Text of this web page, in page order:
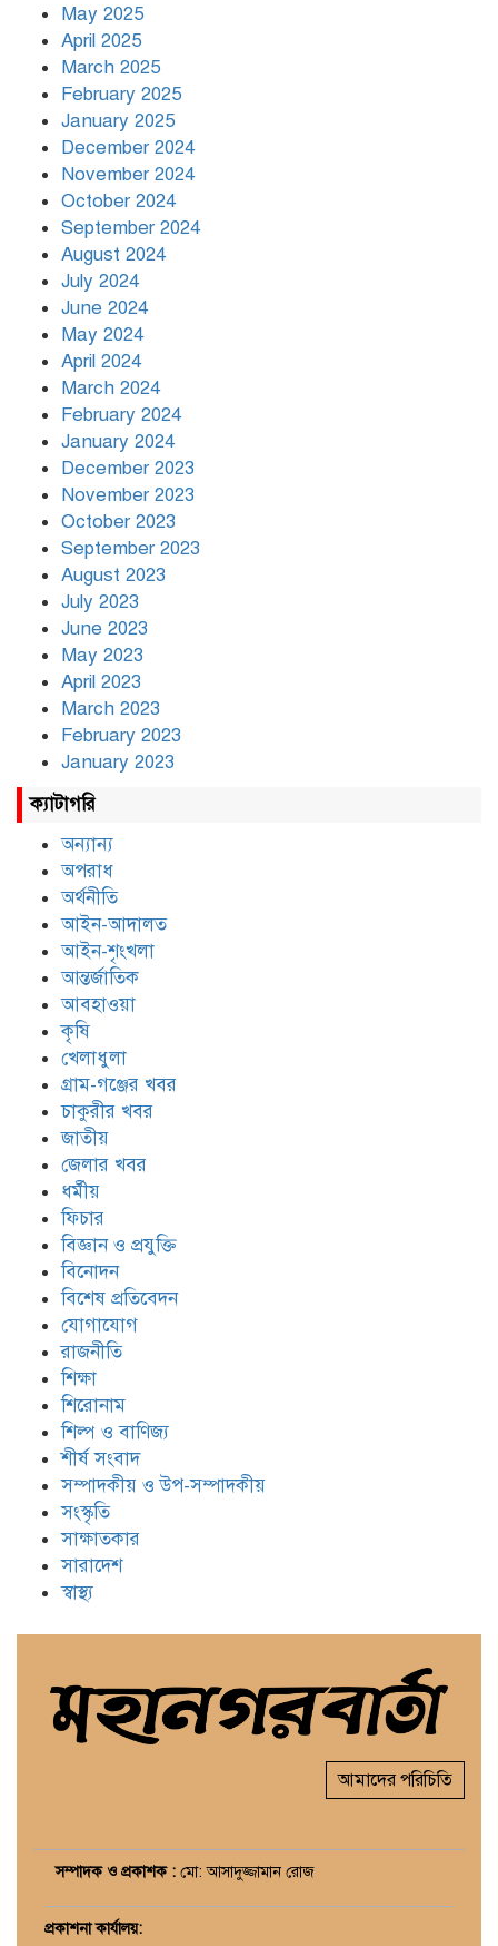
May 2025
April 2025
March 2025
February 2025
January 2025
December 2024
November 2024
October 2024
September 2024
August 2024
July 2024
June 2024
May 2024
April 2024
March 2024
February 2024
January 2024
December 2023
November 2023
October 2023
September 2023
August 2023
July 2023
June 2023
May 2023
April 2023
March 2023
February 2023
January 2023
ক্যাটাগরি
অন্যান্য
অপরাধ
অর্থনীতি
আইন-আদালত
আইন-শৃংখলা
আন্তর্জাতিক
আবহাওয়া
কৃষি
খেলাধুলা
গ্রাম-গঞ্জের খবর
চাকুরীর খবর
জাতীয়
জেলার খবর
ধর্মীয়
ফিচার
বিজ্ঞান ও প্রযুক্তি
বিনোদন
বিশেষ প্রতিবেদন
যোগাযোগ
রাজনীতি
শিক্ষা
শিরোনাম
শিল্প ও বাণিজ্য
শীর্ষ সংবাদ
সম্পাদকীয় ও উপ-সম্পাদকীয়
সংস্কৃতি
সাক্ষাতকার
সারাদেশ
স্বাস্থ্য
আমাদের পরিচিতি
সম্পাদক ও প্রকাশক : মো: আসাদুজ্জামান রোজ
প্রকাশনা কার্যালয়: